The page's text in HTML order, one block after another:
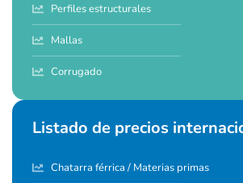
Perfiles estructurales
Mallas
Corrugado
Listado de precios
Chatarra férrica / Materias primas